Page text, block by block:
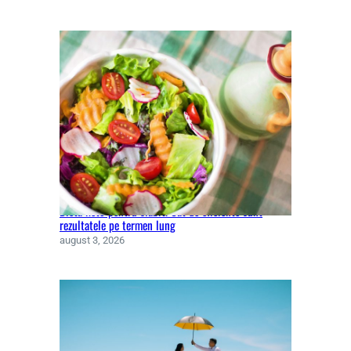
Dieta keto pentru slăbit. Cât de eficiente sunt
rezultatele pe termen lung
august 3, 2026